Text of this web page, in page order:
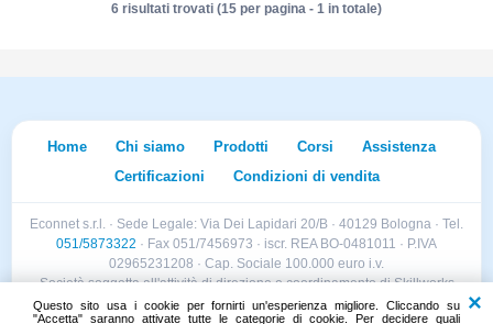
Questo sito usa i cookie per fornirti un'esperienza migliore. Cliccando su
"Accetta" saranno attivate tutte le categorie di cookie. Per decidere quali
6 risultati trovati (15 per pagina - 1 in totale)
Home Chi siamo Prodotti Corsi
Assistenza
Certificazioni
Condizioni di vendita
Econnet s.r.l. · Sede Legale: Via Dei Lapidari 20/B · 40129 Bologna · Tel.
051/5873322 · Fax 051/7456973 · iscr. REA BO-0481011 · P.IVA
02965231208 · Cap. Sociale 100.000 euro i.v.
Società soggetta all'attività di direzione e coordinamento di Skillworks
Holding s.r.l. · Sede Legale: Via Vittorio Emanuele II 28 · Roncadelle (BS)